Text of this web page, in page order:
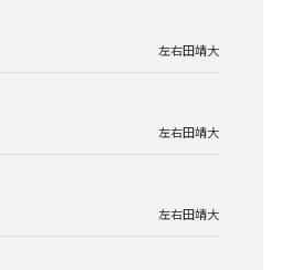
左右田靖大
左右田靖大
左右田靖大